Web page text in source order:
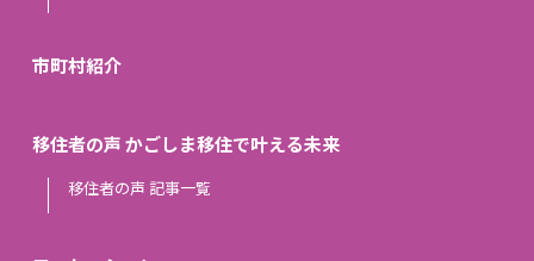
市町村紹介
移住者の声 かごしま移住で叶える未来
移住者の声 記事一覧